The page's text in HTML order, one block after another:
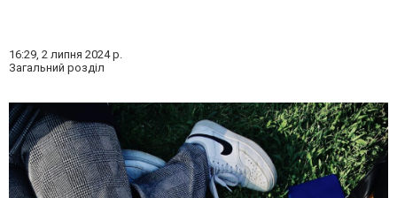
16:29, 2 липня 2024 р.
Загальний розділ